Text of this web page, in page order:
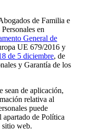
de Familia e
en
General de
UE 679/2016 y
de 5 diciembre, de
y Garantía de los
sean de aplicación,
relativa al
puede
apartado de Política
sitio web.